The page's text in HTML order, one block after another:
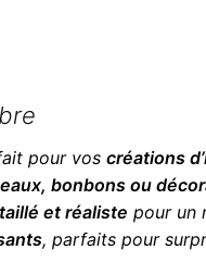
pour vos créations
bonbons ou
et réaliste pour un
, parfaits pour